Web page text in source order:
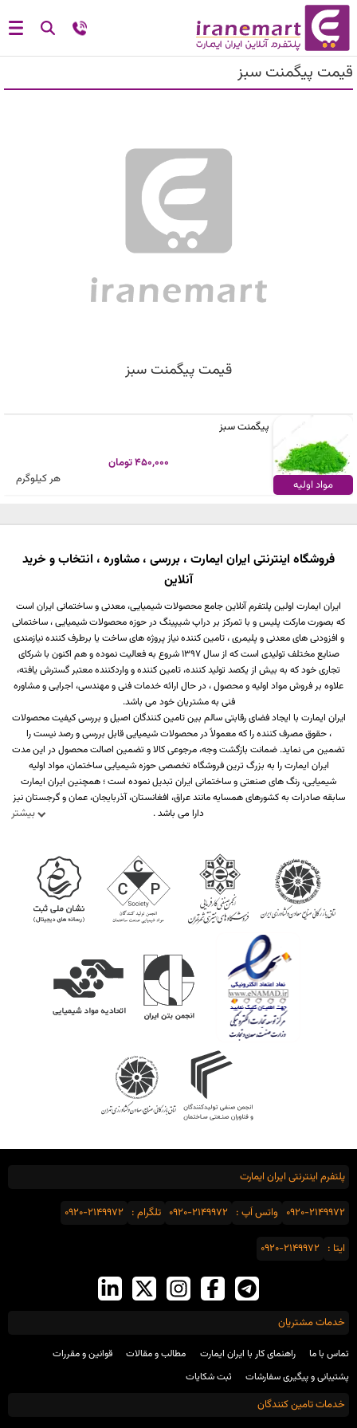
قیمت پیگمنت سبز
قیمت پیگمنت سبز
مواد اولیه
پیگمنت سبز
450,000 تومان
هر کیلوگرم
فروشگاه اینترنتی ایران ایمارت ، بررسی ، مشاوره ، انتخاب و خرید
آنلاین
بیشتر
ایران ایمارت اولین پلتفرم آنلاین جامع محصولات شیمیایی، معدنی و ساختمانی ایران است
که بصورت مارکت پلیس و با تمرکز بر دراپ شیپینگ در حوزه محصولات شیمیایی ، ساختمانی
و افزودنی های معدنی و پلیمری ، تامین کننده نیاز پروژه های ساخت یا برطرف کننده نیازمندی
صنایع مختلف تولیدی است که از سال 1397 شروع به فعالیت نموده و هم اکنون با شرکای
تجاری خود که به بیش از یکصد تولید کننده، تامین کننده و واردکننده معتبر گسترش یافته،
علاوه بر فروش مواد اولیه و محصول ، در حال ارائه خدمات فنی و مهندسی، اجرایی و مشاوره
فنی به مشتریان خود می باشد.
ایران ایمارت با ایجاد فضای رقابتی سالم بین تامین کنندگان اصیل و بررسی کیفیت محصولات
، حقوق مصرف کننده را که معمولاً در محصولات شیمیایی قابل بررسی و رصد نیست را
تضمین می نماید. ضمانت بازگشت وجه، مرجوعی کالا و تضمین اصالت محصول در این مدت
ایران ایمارت را به بزرگ ترین فروشگاه تخصصی حوزه شیمیایی ساختمان، مواد اولیه
شیمیایی، رنگ های صنعتی و ساختمانی ایران تبدیل نموده است ؛ همچنین ایران ایمارت
سابقه صادرات به کشورهای همسایه مانند عراق، افغانستان، آذربایجان، عمان و گرجستان نیز
دارا می باشد .
پلتفرم اینترنتی ایران ایمارت
0920-2149972 واتس اَپ : 0920-2149972 تلگرام : 0920-2149972
ایتا : 0920-2149972
خدمات مشتریان
تماس با ما راهنمای کار با ایران ایمارت مطالب و مقالات
قوانین و مقررات
پشتیبانی و پیگیری سفارشات
ثبت شکایات
خدمات تامین کنندگان